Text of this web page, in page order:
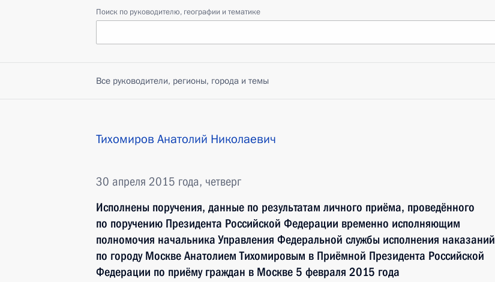
Поиск по руководителю, географии и тематике
Все руководители, регионы, города и темы
Тихомиров Анатолий Николаевич
30 апреля 2015 года, четверг
Исполнены поручения, данные по результатам личного приёма, проведённого
по поручению Президента Российской Федерации временно исполняющим
полномочия начальника Управления Федеральной службы исполнения наказаний
по городу Москве Анатолием Тихомировым в Приёмной Президента Российской
Федерации по приёму граждан в Москве 5 февраля 2015 года